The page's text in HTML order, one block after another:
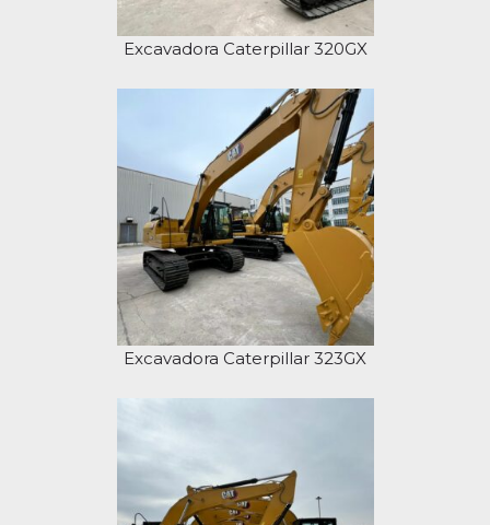
Excavadora Caterpillar 320GX
Excavadora Caterpillar 323GX